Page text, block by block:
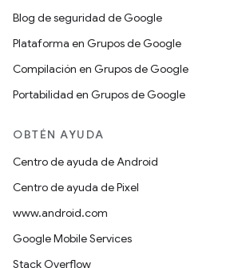
Blog de seguridad de Google
Plataforma en Grupos de Google
Compilación en Grupos de Google
Portabilidad en Grupos de Google
OBTÉN AYUDA
Centro de ayuda de Android
Centro de ayuda de Pixel
www.android.com
Google Mobile Services
Stack Overflow